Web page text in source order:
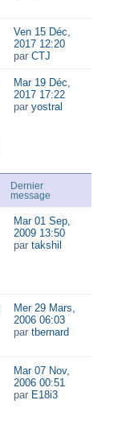
Ven 15 Déc,
2017 12:20
par CTJ
Mar 19 Déc,
2017 17:22
par yostral
Dernier
message
Mar 01 Sep,
2009 13:50
par takshil
Mer 29 Mars,
2006 06:03
par tbernard
Mar 07 Nov,
2006 00:51
par E18i3